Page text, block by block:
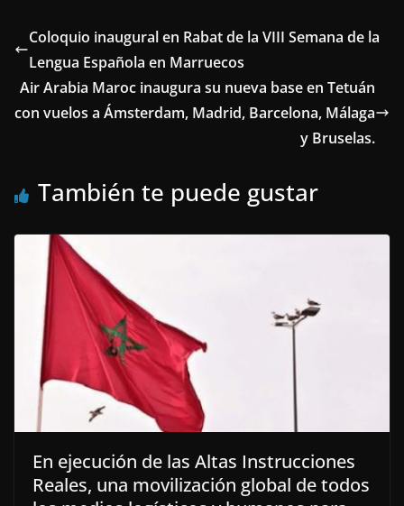
Coloquio inaugural en Rabat de la VIII Semana de la
Lengua Española en Marruecos
Air Arabia Maroc inaugura su nueva base en Tetuán
con vuelos a Ámsterdam, Madrid, Barcelona, Málaga
y Bruselas.
También te puede gustar
En ejecución de las Altas Instrucciones
Reales, una movilización global de todos